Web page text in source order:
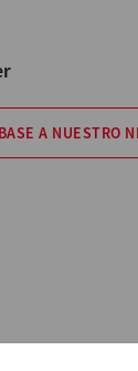
A NUESTRO